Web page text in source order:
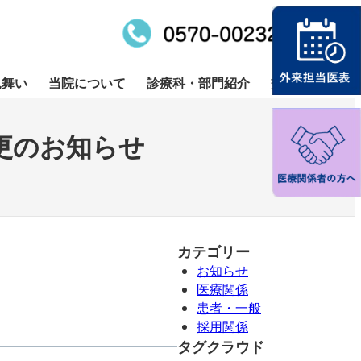
お問合せ
科一覧 健診される方
い 当院について
紹介 病院指標公開
診療科・部門紹介
科
糖尿病内科
ハビリテーション科
交通アクセス
のお知らせ
カテゴリー
お知らせ
医療関係
患者・一般
採用関係
タグクラウド